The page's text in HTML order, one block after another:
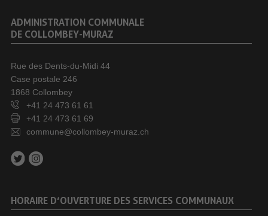
ADMINISTRATION COMMUNALE
DE COLLOMBEY-MURAZ
Rue des Dents-du-Midi 44
Case postale 246
1868 Collombey
+41 24 473 61 61
+41 24 473 61 69
commune@collombey-muraz.ch
HORAIRE D’OUVERTURE DES SERVICES COMMUNAUX